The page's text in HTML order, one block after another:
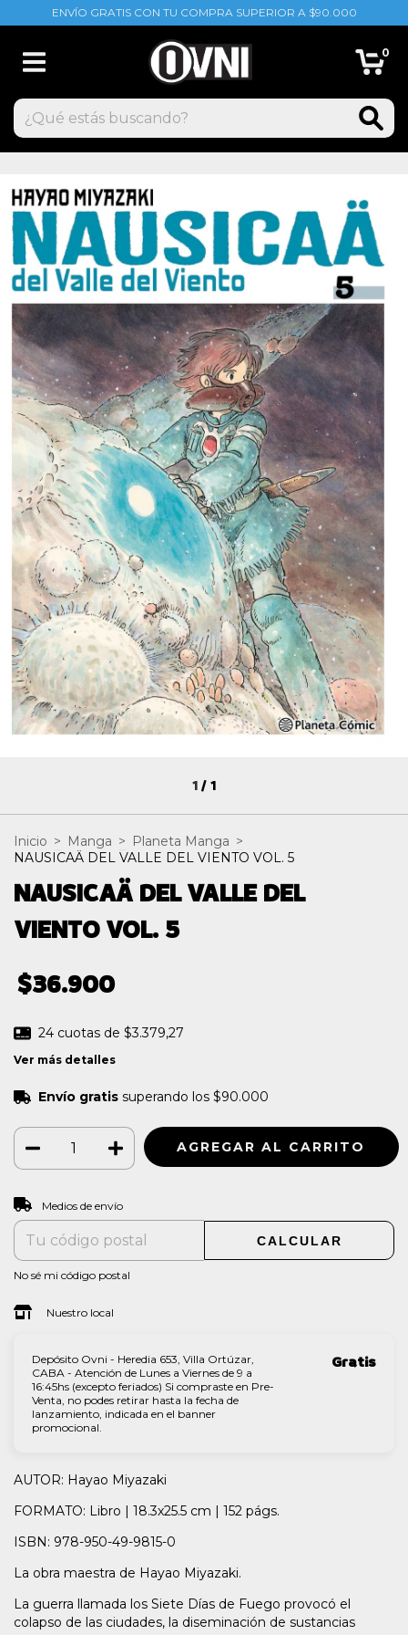
ENVÍO GRATIS CON TU COMPRA SUPERIOR A $90.000
0
1/1
Inicio > Manga > Planeta Manga >
NAUSICAÄ DEL VALLE DEL VIENTO VOL. 5
NAUSICAÄ DEL VALLE DEL
VIENTO VOL. 5
$36.900
24 cuotas de $3.379,27
Ver más detalles
Envío gratis superando los $90.000
Entregas para el CP:
Medios de envío
CALCULAR
No sé mi código postal
Nuestro local
Depósito Ovni - Heredia 653, Villa Ortúzar,
CABA - Atención de Lunes a Viernes de 9 a
16:45hs (excepto feriados) Si compraste en Pre-
Venta, no podes retirar hasta la fecha de
lanzamiento, indicada en el banner
promocional.
Gratis
AUTOR: Hayao Miyazaki
FORMATO: Libro | 18.3x25.5 cm | 152 págs.
ISBN: 978-950-49-9815-0
La obra maestra de Hayao Miyazaki.
La guerra llamada los Siete Días de Fuego provocó el
colapso de las ciudades, la diseminación de sustancias